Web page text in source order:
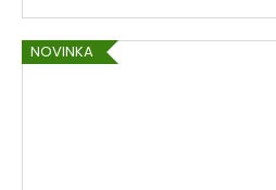
NOVINKA